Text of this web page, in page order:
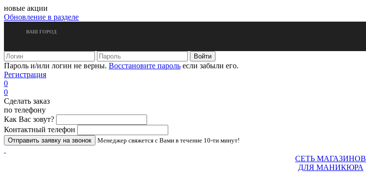
новые акции
Обновление в разделе
ВАШ ГОРОД
Пароль и/или логин не верны. Восстановите пароль если забыли его.
Регистрация
0
0
Сделать заказ
по телефону
Как Вас зовут?
Контактный телефон
Менеджер свяжется с Вами в течение 10-ти минут!
СЕТЬ МАГАЗИНОВ
ДЛЯ МАНИКЮРА